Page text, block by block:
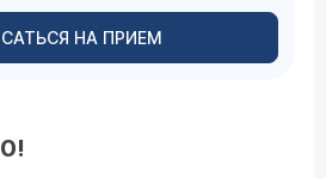
НА ПРИЕМ